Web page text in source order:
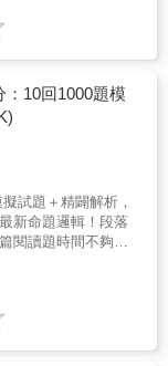
認真檢討，找出作
易懂的逐題解析，
一說明，協助考生
！測驗考生對不同
驗的重點之一。本
口音，由專業外籍
製而成。考生可下
藉此建立對口音的
下扎實基礎！想在
占了重要角色。本
單字，確實記住這
」，找出弱點！每
」，此為 Essence
隊長期統計考生答
這項特點，適時調
多益考試中的閱讀
文章題組更是許多
答多益的閱讀題時
握，本書正是您不
為期 7 週的系統性
益閱讀測驗中各類
09 的「選出正確句
掌握核心句法與文
的篇章結構訓練打
Week 15 專攻多益
件、電子郵件、訊
導、廣告宣傳及通
材料，讓你能熟練
。每週精心設計的
幫助你提升閱讀效
定正確答案。無論
擬考官思維，預測
題洗禮、拿下70次
」濵﨑潤之輔老
題邏輯，超強預
握多益Part 5-6的出
模王思路，破解
5-6必考的12種題
」針對每種題型與
過模王精心設計的
配音檔學習，只要
閱讀滿分不是問
題以上的多益
略，考生只要透過
依循模王攻略建立
益分數！■ 多益滿
大里秀介老師，歷
首度公開成就990多
考官思維」、破解
關鍵」，讓你馬上
快速取得分數，一
■ 最能掌握多益考
模王」！最熟悉多
「多益滿分模王：
題考題洗禮，比
益滿分模王模擬考
領所有考生越過障
「多益滿分模王」
官思維，預測出題
禮、拿下多益聽讀
大里秀介老師，運
10回1000題模
試題＋精闢解析，
新命題邏輯！段落
閱讀題時間不夠用
黃金題庫就要這
詳細解說題型與解
試題本＋解析本一